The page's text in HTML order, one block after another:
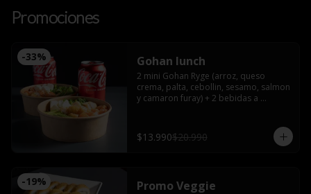
Promociones
-33% Gohan lunch
2 mini Gohan Ryge (arroz, queso
crema, palta, cebollin, sesamo, salmon
y camaron furay) + 2 bebidas a
$13.990$20.990
-19% Promo Veggie